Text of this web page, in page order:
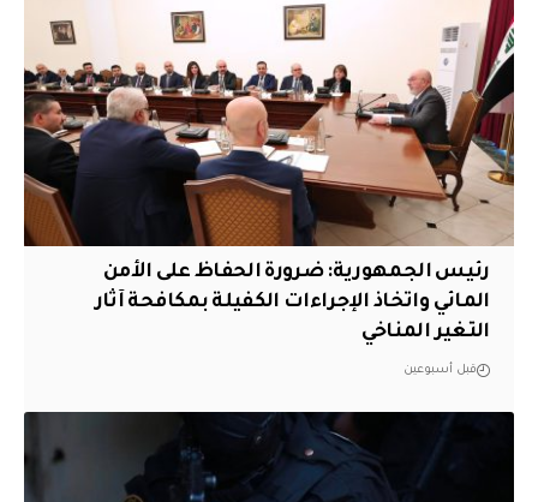
رئيس الجمهورية: ضرورة الحفاظ على الأمن
المائي واتخاذ الإجراءات الكفيلة بمكافحة آثار
التغير المناخي
قبل أسبوعين